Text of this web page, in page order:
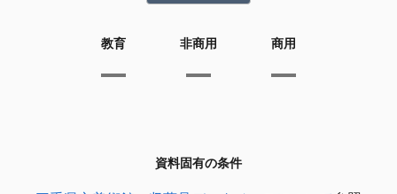
教育 非商用 商用
資料固有の条件